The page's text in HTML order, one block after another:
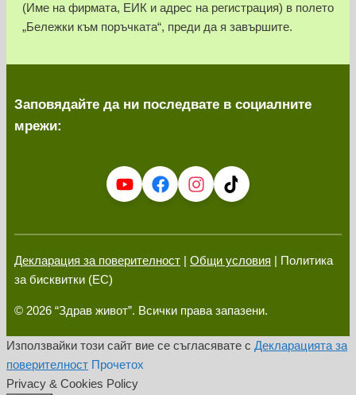
(Име на фирмата, ЕИК и адрес на регистрация) в полето
„Бележки към поръчката“, преди да я завършите.
Заповядайте да ни последвате в социалните
мрежи:
Декларация за поверителност | Общи условия | Политика
за бисквитки (ЕС)
© 2026 “Здрав живот”. Всички права запазени.
Използвайки този сайт вие се съгласявате с Декларацията за
поверителност Прочетох
Privacy & Cookies Policy